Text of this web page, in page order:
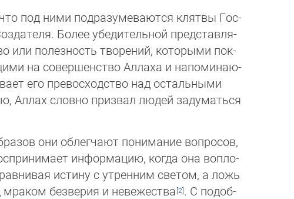
под ними подразумеваются клятвы Гос­
Более убедительной пред­став­ля­
или полезность творений, кото­ры­ми пок­
на совершенство Аллаха и напо­ми­наю­
его превосходство над ос­таль­ны­ми
Аллах словно призвал людей за­ду­мать­ся
они облегчают понимание вопросов,
информацию, когда она воп­ло­
истину с утренним светом, а ложь
мраком безверия и невежества
. С по­доб­